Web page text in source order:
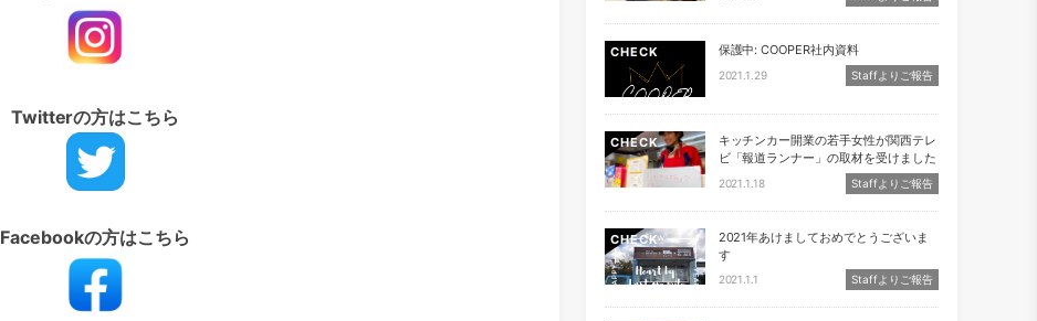
Twitterの方はこちら
Facebookの方はこちら
CHECK 保護中: COOPER社内資料
2021.1.29 Staffよりご報告
CHECK
キッチンカー開業の若手女性が関西テレ
ビ「報道ランナー」の取材を受けました
2021.1.18 Staffよりご報告
CHECK
2021年あけましておめでとうございま
す
2021.1.1 Staffよりご報告